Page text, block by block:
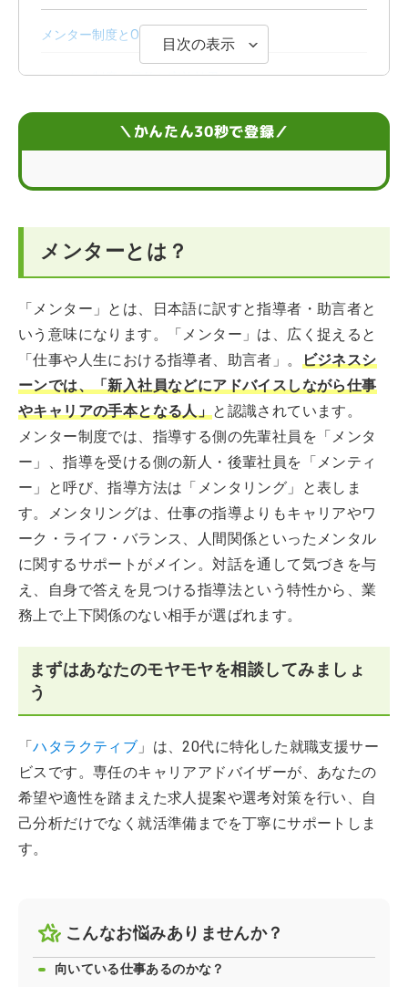
メンター制度とOJTの違い
メンター制度の目的と実施効果
メンターに選ばれたときの対応ポイント
目次の表示
＼かんたん30秒で登録／
メンターとは？
「メンター」とは、日本語に訳すと指導者・助言者と
いう意味になります。「メンター」は、広く捉えると
「仕事や人生における指導者、助言者」。 ビジネスシ
ーンでは、「新入社員などにアドバイスしながら仕事
やキャリアの手本となる人」と認識されています。
メンター制度では、指導する側の先輩社員を「メンタ
ー」、指導を受ける側の新人・後輩社員を「メンティ
ー」と呼び、指導方法は「メンタリング」と表しま
す。メンタリングは、仕事の指導よりもキャリアやワ
ーク・ライフ・バランス、人間関係といったメンタル
に関するサポートがメイン。対話を通して気づきを与
え、自身で答えを見つける指導法という特性から、業
務上で上下関係のない相手が選ばれます。
まずはあなたのモヤモヤを相談してみましょ
う
「ハタラクティブ 」は、20代に特化した就職支援サー
ビスです。専任のキャリアアドバイザーが、あなたの
希望や適性を踏まえた求人提案や選考対策を行い、自
己分析だけでなく就活準備までを丁寧にサポートしま
す。
こんなお悩みありませんか？
向いている仕事あるのかな？